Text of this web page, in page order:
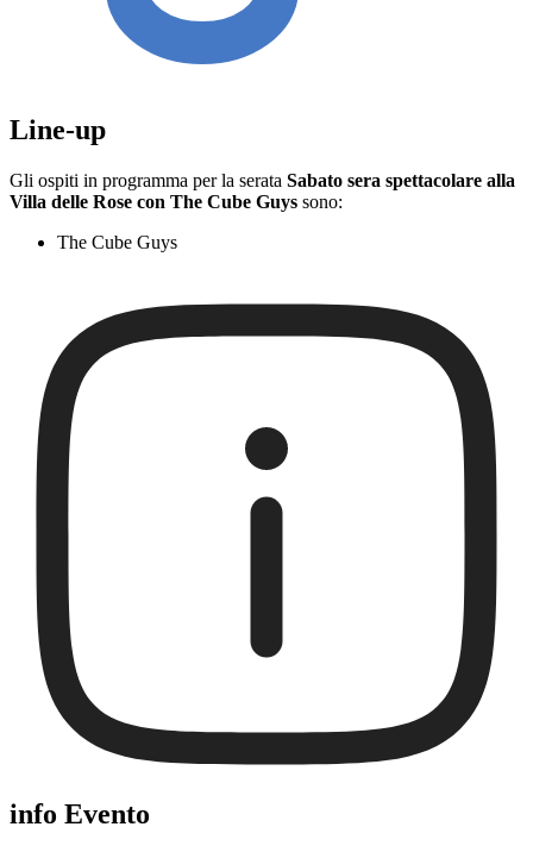
Line-up
Gli ospiti in programma per la serata Sabato sera spettacolare alla
Villa delle Rose con The Cube Guys sono:
The Cube Guys
info Evento